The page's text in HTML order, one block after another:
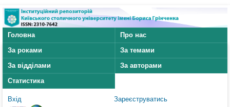
Головна
Про нас
За роками
За темами
За відділами
За авторами
Статистика
Вхід Зареєструватись